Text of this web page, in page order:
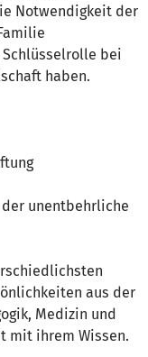
Notwendigkeit der
bei
haben.
unentbehrliche
aus der
Medizin und
mit ihrem Wissen.